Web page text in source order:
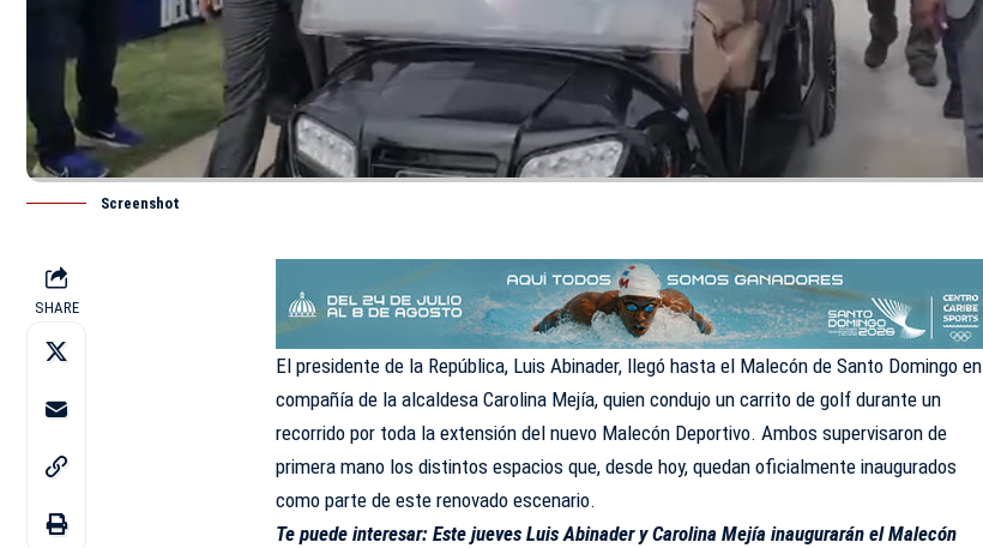
Screenshot
SHARE
El presidente de la República, Luis Abinader, llegó hasta el Malecón de Santo Domingo en
compañía de la alcaldesa Carolina Mejía, quien condujo un carrito de golf durante un
recorrido por toda la extensión del nuevo Malecón Deportivo. Ambos supervisaron de
primera mano los distintos espacios que, desde hoy, quedan oficialmente inaugurados
como parte de este renovado escenario.
Te puede interesar:Este jueves Luis Abinader y Carolina Mejía inaugurarán el Malecón